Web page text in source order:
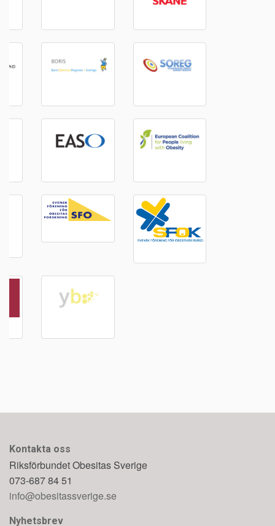
Riksförbundet Obesitas Sverige
073-687 84 51
info@obesitassverige.se
Anmäl dig till vårt nyhetsbrev - klicka här
Vår cookie och personuppgiftspolicy